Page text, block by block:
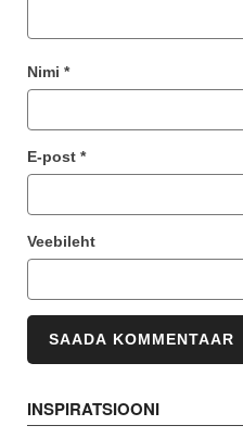
Nimi *
E-post *
Veebileht
INSPIRATSIOONI